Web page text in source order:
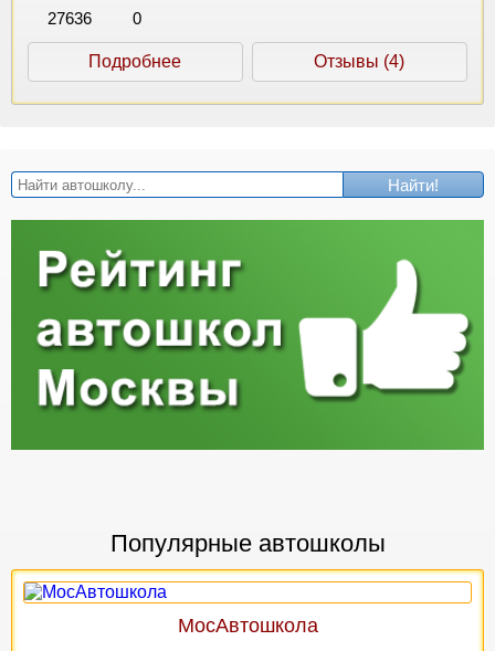
27636 0
Подробнее Отзывы (4)
Найти!
Популярные автошколы
МосАвтошкола